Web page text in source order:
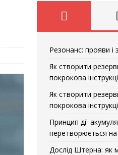
Резонанс: прояви і
Як створити
покрокова
Як створити
покрокова
Принцип дії
перетворюється
Дослід Штерна: як